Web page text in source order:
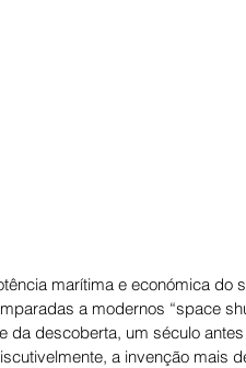
marítima e económica do
a modernos “space
da descoberta, um século
a invenção mais